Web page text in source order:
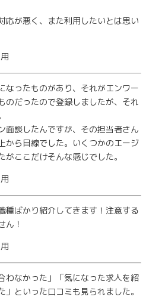
応が悪く、また利用したいとは思い
なったものがあり、それがエンワー
のだったので登録しましたが、それ
面談したんですが、その担当者さん
から目線でした。いくつかのエージ
がここだけそんな感じでした。
種ばかり紹介してきます！注意する
ん！
わなかった」「気になった求人を紹
」といった口コミも見られました。